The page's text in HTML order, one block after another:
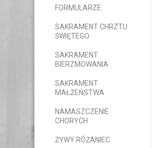
FORMULARZE
SAKRAMENT CHRZTU
ŚWIĘTEGO
SAKRAMENT
BIERZMOWANIA
SAKRAMENT
MAŁŻEŃSTWA
NAMASZCZENIE
CHORYCH
ŻYWY RÓŻANIEC